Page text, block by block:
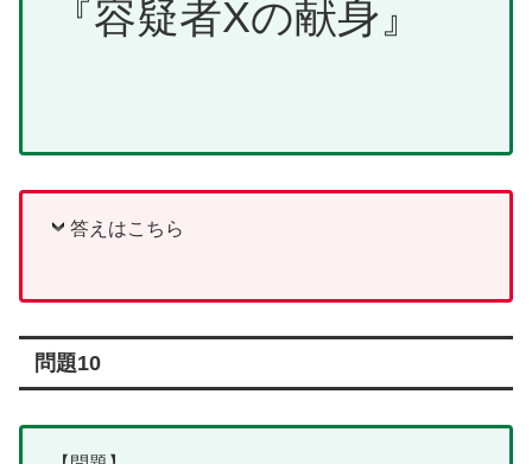
『容疑者Xの献身』
答えはこちら
問題10